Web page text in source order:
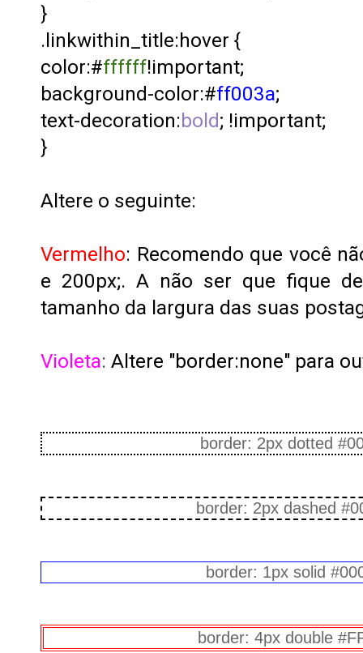
}
.linkwithin_title:hover {
color:#ffffff!important;
background-color:#ff003a;
text-decoration:bold; !important;
}
Altere o seguinte:
Vermelho: Recomendo que você
e 200px;. A não ser que fique
tamanho da largura das suas
Violeta: Altere "border:none" para
border: 2px dotted
border: 2px dashed
border: 1px solid
border: 4px double